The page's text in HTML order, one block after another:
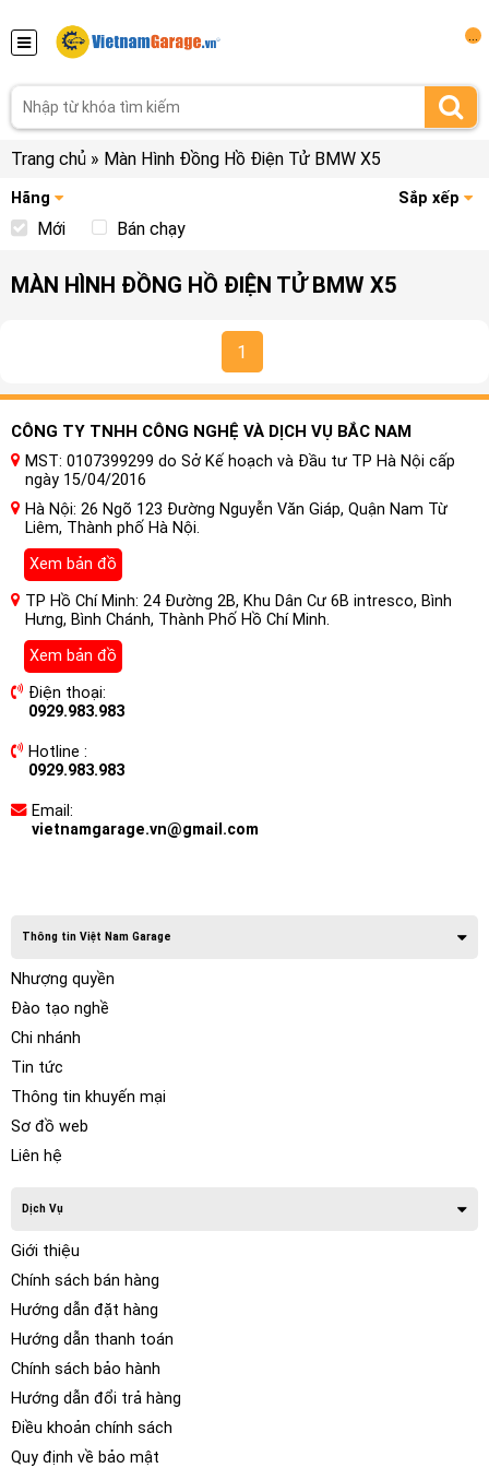
Trang chủ » Màn Hình Đồng Hồ Điện Tử BMW X5
Hãng Sắp xếp
Mới Bán chạy
MÀN HÌNH ĐỒNG HỒ ĐIỆN TỬ BMW X5
1
CÔNG TY TNHH CÔNG NGHỆ VÀ DỊCH VỤ BẮC NAM
MST: 0107399299 do Sở Kế hoạch và Đầu tư TP Hà Nội cấp
ngày 15/04/2016
Hà Nội: 26 Ngõ 123 Đường Nguyễn Văn Giáp, Quận Nam Từ
Liêm, Thành phố Hà Nội.
Xem bản đồ
TP Hồ Chí Minh: 24 Đường 2B, Khu Dân Cư 6B intresco, Bình
Hưng, Bình Chánh, Thành Phố Hồ Chí Minh.
Xem bản đồ
Điện thoại:
0929.983.983
Hotline :
0929.983.983
Email:
vietnamgarage.vn@gmail.com
Thông tin Việt Nam Garage
Nhượng quyền
Đào tạo nghề
Chi nhánh
Tin tức
Thông tin khuyến mại
Sơ đồ web
Liên hệ
Dịch Vụ
Giới thiệu
Chính sách bán hàng
Hướng dẫn đặt hàng
Hướng dẫn thanh toán
Chính sách bảo hành
Hướng dẫn đổi trả hàng
Điều khoản chính sách
Quy định về bảo mật